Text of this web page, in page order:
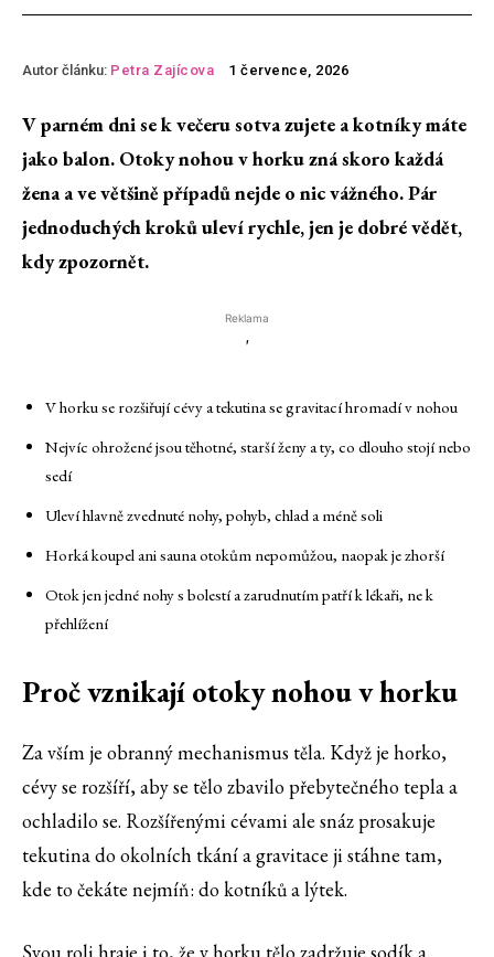
Autor článku: Petra Zajícova 1 července, 2026
V parném dni se k večeru sotva zujete a kotníky máte
jako balon. Otoky nohou v horku zná skoro každá
žena a ve většině případů nejde o nic vážného. Pár
jednoduchých kroků uleví rychle, jen je dobré vědět,
kdy zpozornět.
Reklama
'
V horku se rozšiřují cévy a tekutina se gravitací hromadí v nohou
Nejvíc ohrožené jsou těhotné, starší ženy a ty, co dlouho stojí nebo
sedí
Uleví hlavně zvednuté nohy, pohyb, chlad a méně soli
Horká koupel ani sauna otokům nepomůžou, naopak je zhorší
Otok jen jedné nohy s bolestí a zarudnutím patří k lékaři, ne k
přehlížení
Proč vznikají otoky nohou v horku
Za vším je obranný mechanismus těla. Když je horko,
cévy se rozšíří, aby se tělo zbavilo přebytečného tepla a
ochladilo se. Rozšířenými cévami ale snáz prosakuje
tekutina do okolních tkání a gravitace ji stáhne tam,
kde to čekáte nejmíň: do kotníků a lýtek.